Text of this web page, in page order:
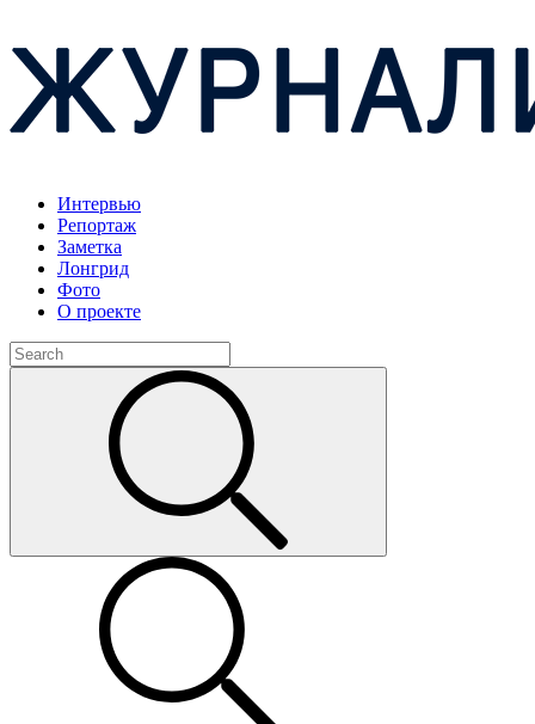
Интервью
Репортаж
Заметка
Лонгрид
Фото
О проекте